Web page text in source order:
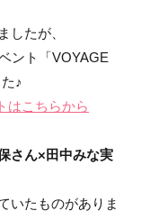
したが、
ント「VOYAGE
♪
はこちらから
さん×田中みな実
いたものがありま